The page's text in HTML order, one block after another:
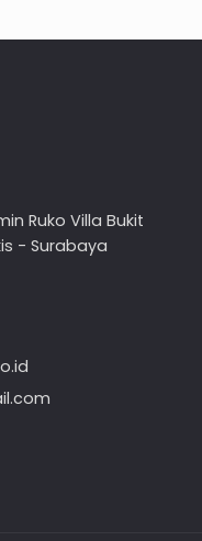
Ruko Villa Bukit
- Surabaya